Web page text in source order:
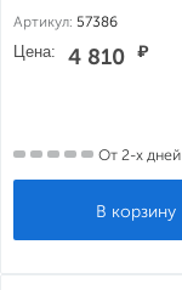
Артикул: 57386
Цена: 4 810 ₽
От 2-х дней